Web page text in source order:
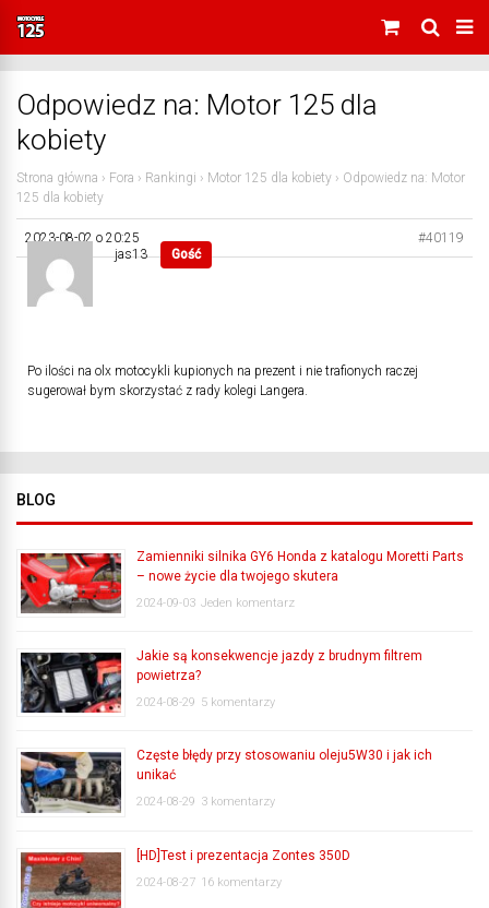
Odpowiedz na: Motor 125 dla
kobiety
Strona główna › Fora › Rankingi › Motor 125 dla kobiety › Odpowiedz na: Motor
125 dla kobiety
2023-08-02 o 20:25
#40119
jas13
Gość
Po ilości na olx motocykli kupionych na prezent i nie trafionych raczej
sugerował bym skorzystać z rady kolegi Langera.
BLOG
Zamienniki silnika GY6 Honda z katalogu Moretti Parts
– nowe życie dla twojego skutera
2024-09-03 Jeden komentarz
Jakie są konsekwencje jazdy z brudnym filtrem
powietrza?
2024-08-29 5 komentarzy
Częste błędy przy stosowaniu oleju5W30 i jak ich
unikać
2024-08-29 3 komentarzy
[HD]Test i prezentacja Zontes 350D
2024-08-27 16 komentarzy